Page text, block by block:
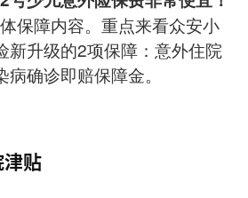
保障内容。重点来看众安小
新升级的2项保障：意外住院
确诊即赔保障金。
津贴